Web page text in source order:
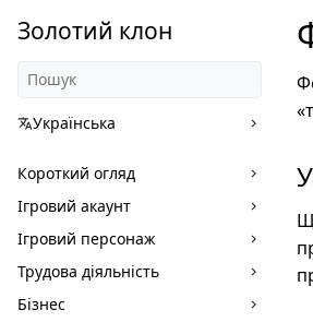
Золотий клон
Українська
Короткий огляд
Ігровий акаунт
Ігровий персонаж
Трудова діяльність
Бізнес